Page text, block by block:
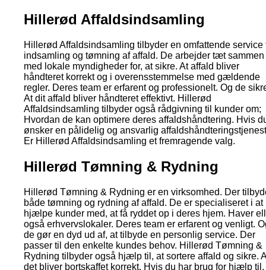
Hillerød Affaldsindsamling
Hillerød Affaldsindsamling tilbyder en omfattende service
indsamling og tømning af affald. De arbejder tæt sammen
med lokale myndigheder for, at sikre. At affald bliver
håndteret korrekt og i overensstemmelse med gældende
regler. Deres team er erfarent og professionelt. Og de
At dit affald bliver håndteret effektivt. Hillerød
Affaldsindsamling tilbyder også rådgivning til kunder om;
Hvordan de kan optimere deres affaldshåndtering. Hvis
ønsker en pålidelig og ansvarlig
Er Hillerød Affaldsindsamling et fremragende valg.
Hillerød Tømning & Rydning
Hillerød Tømning & Rydning er en virksomhed. Der
både tømning og rydning af affald. De er specialiseret i at
hjælpe kunder med, at få ryddet op i deres hjem. Haver
også erhvervslokaler. Deres team er erfarent og venligt.
de gør en dyd ud af, at tilbyde en personlig service. Der
passer til den enkelte kundes behov. Hillerød Tømning &
Rydning tilbyder også hjælp til, at sortere affald og sikre.
det bliver bortskaffet korrekt. Hvis du har brug for hjælp til,